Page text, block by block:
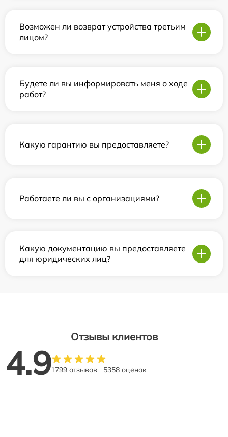
Возможен ли возврат устройства третьим
лицом?
Будете ли вы информировать меня о ходе
работ?
Какую гарантию вы предоставляете?
Работаете ли вы с организациями?
Какую документацию вы предоставляете
для юридических лиц?
Отзывы клиентов
4.91799 отзывов 5358 оценок